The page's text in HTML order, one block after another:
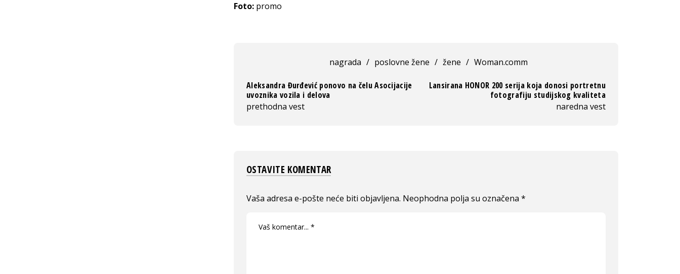
Foto: promo
nagrada / poslovne žene / žene / Woman.comm
Aleksandra Đurđević ponovo na čelu Asocijacije
uvoznika vozila i delova
prethodna vest
Lansirana HONOR 200 serija koja donosi portretnu
fotografiju studijskog kvaliteta
naredna vest
OSTAVITE KOMENTAR
Vaša adresa e-pošte neće biti objavljena. Neophodna polja su označena *